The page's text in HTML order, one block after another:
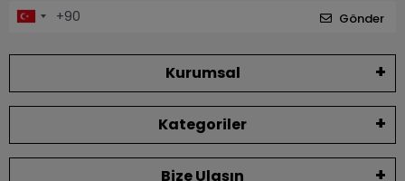
Gönder
Kurumsal
Kategoriler
Bize Ulaşın